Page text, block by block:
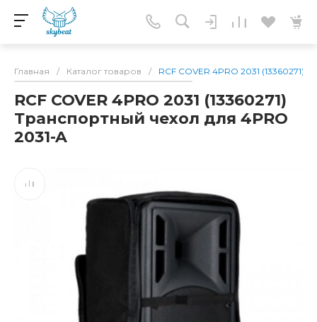
Главная / Каталог товаров / RCF COVER 4PRO 2031
RCF COVER 4PRO 2031 (13360271)
Транспортный чехол для 4PRO
2031-A